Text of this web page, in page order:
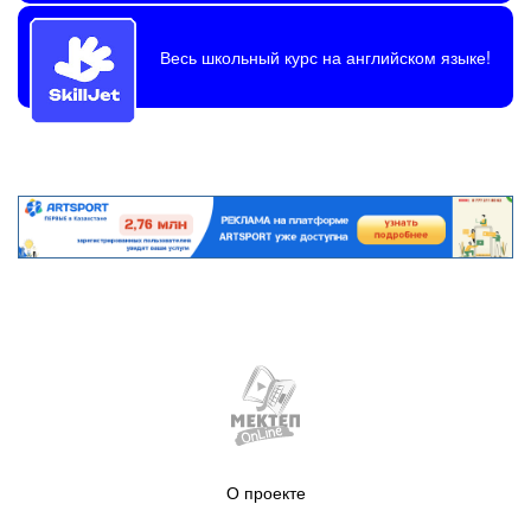
Весь школьный курс на английском языке!
О проекте